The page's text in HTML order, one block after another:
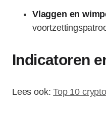
Vlaggen en
Indicatoren
Lees ook:Top 10